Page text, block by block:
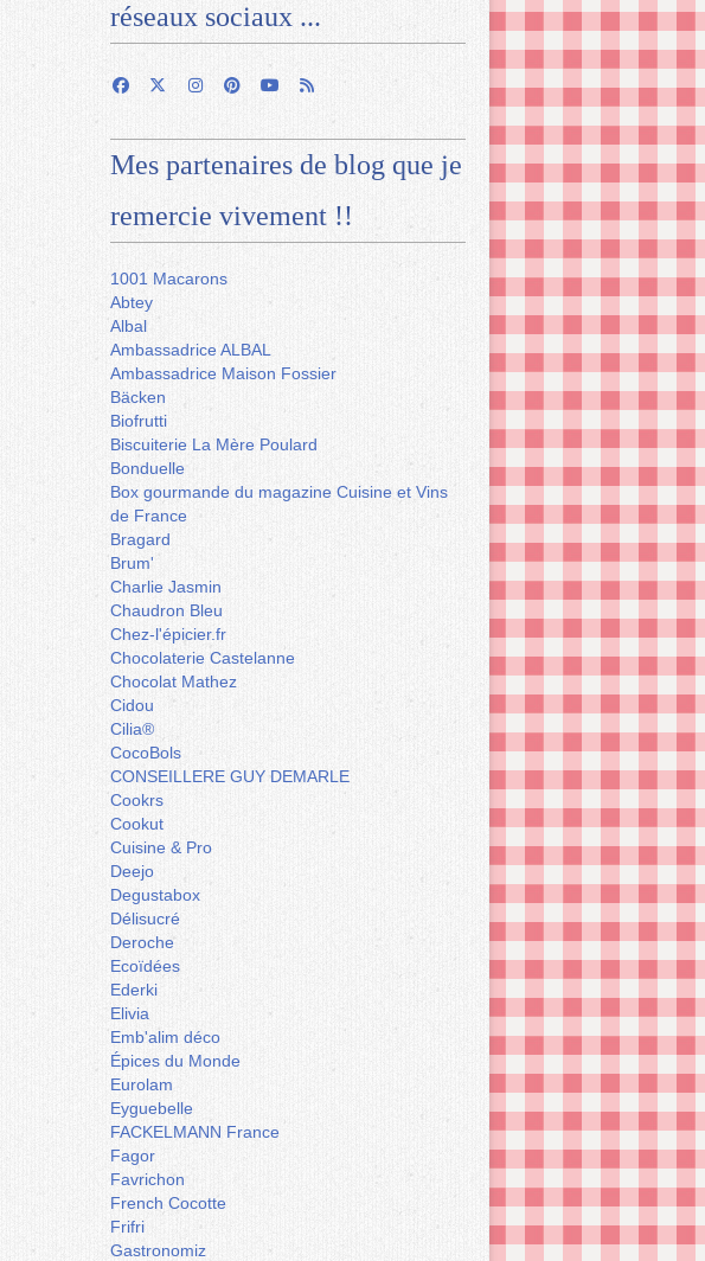
réseaux sociaux ...
Mes partenaires de blog que je
remercie vivement !!
1001 Macarons
Abtey
Albal
Ambassadrice ALBAL
Ambassadrice Maison Fossier
Bäcken
Biofrutti
Biscuiterie La Mère Poulard
Bonduelle
Box gourmande du magazine Cuisine et Vins
de France
Bragard
Brum'
Charlie Jasmin
Chaudron Bleu
Chez-l'épicier.fr
Chocolaterie Castelanne
Chocolat Mathez
Cidou
Cilia®
CocoBols
CONSEILLERE GUY DEMARLE
Cookrs
Cookut
Cuisine & Pro
Deejo
Degustabox
Délisucré
Deroche
Ecoïdées
Ederki
Elivia
Emb'alim déco
Épices du Monde
Eurolam
Eyguebelle
FACKELMANN France
Fagor
Favrichon
French Cocotte
Frifri
Gastronomiz